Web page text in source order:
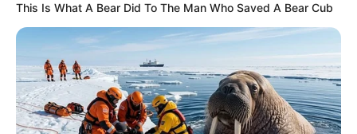
This Is What A Bear Did To The Man Who Saved A Bear Cub